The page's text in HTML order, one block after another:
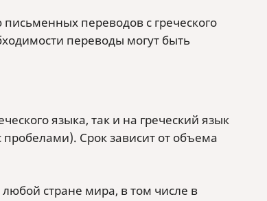
переводов с греческого
переводы могут быть
языка, так и на греческий язык
пробелами). Срок зависит от объема
стране мира, в том числе в